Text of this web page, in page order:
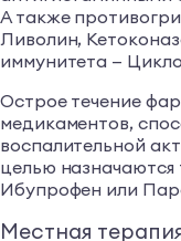
А также
Ливолин,
иммунитета —
Острое течение
медикаментов,
воспалительной
целью
Ибупрофен или
Местная